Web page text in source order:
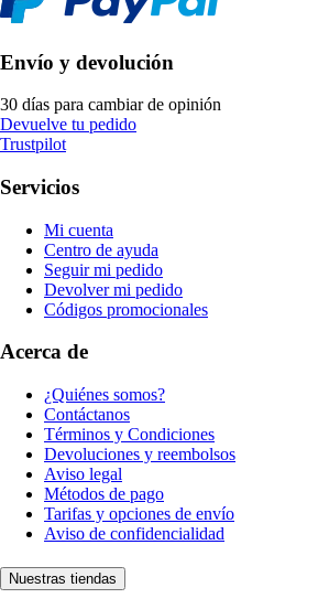
Envío y devolución
30 días para cambiar de opinión
Devuelve tu pedido
Trustpilot
Servicios
Mi cuenta
Centro de ayuda
Seguir mi pedido
Devolver mi pedido
Códigos promocionales
Acerca de
¿Quiénes somos?
Contáctanos
Términos y Condiciones
Devoluciones y reembolsos
Aviso legal
Métodos de pago
Tarifas y opciones de envío
Aviso de confidencialidad
Nuestras tiendas